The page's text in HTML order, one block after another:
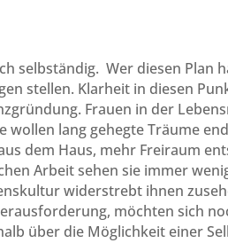
selbständig. Wer diesen Plan
stellen. Klarheit in diesen
Frauen in der
wollen lang gehegte Träume
dem Haus, mehr Freiraum
Arbeit sehen sie immer
widerstrebt ihnen
möchten sich
über die Möglichkeit einer